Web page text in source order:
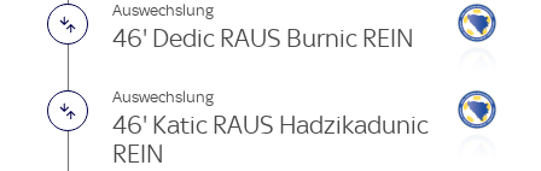
Auswechslung
46' Dedic RAUS Burnic REIN
Auswechslung
46' Katic RAUS Hadzikadunic
REIN